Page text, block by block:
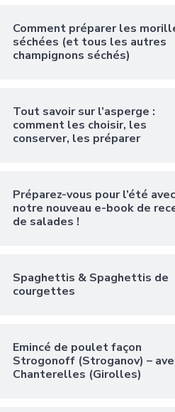
Comment préparer les
séchées (et tous les autres
champignons séchés)
Tout savoir sur l’asperge :
comment les choisir, les
conserver, les préparer
Préparez-vous pour l’été avec
notre nouveau e-book de
de salades !
Spaghettis & Spaghettis de
courgettes
Emincé de poulet façon
Strogonoff (Stroganov) –
Chanterelles (Girolles)